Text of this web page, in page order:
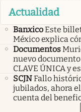
Actualidad
BanxicoEste
México explica
Documentos
nuevo
CLAVE ÚNICA y
SCJNFallo
jubilados, ahora
cuenta del